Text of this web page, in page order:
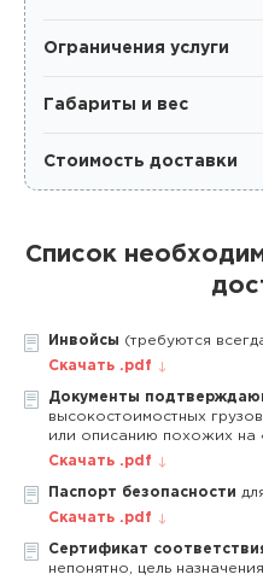
Ограничения услуги
Габариты и вес
Стоимость доставки
Список
Инвойсы (требуются
Скачать .pdf
Документы
высокостоимостных
или описанию похожих на
Скачать .pdf
Паспорт безопасности
Скачать .pdf
Сертификат
непонятно, цель